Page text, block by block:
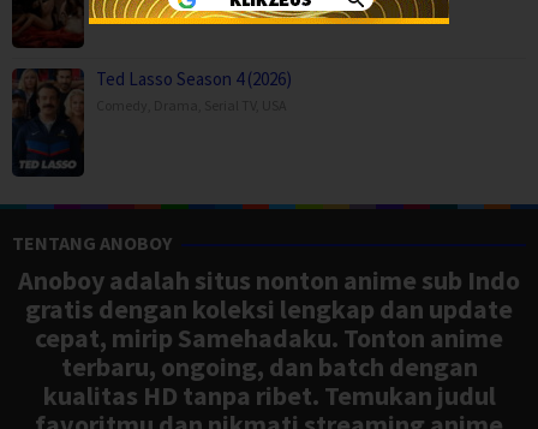
Ted Lasso Season 4 (2026)
TENTANG ANOBOY
Anoboy adalah situs nonton anime sub Indo
gratis dengan koleksi lengkap dan update
cepat, mirip Samehadaku. Tonton anime
terbaru, ongoing, dan batch dengan
kualitas HD tanpa ribet. Temukan judul